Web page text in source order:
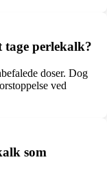
perlekalk?
doser. Dog
ved
som